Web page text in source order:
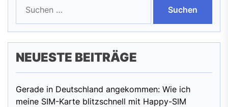
nach:
NEUESTE BEITRÄGE
Gerade in Deutschland angekommen: Wie ich
meine SIM-Karte blitzschnell mit Happy-SIM